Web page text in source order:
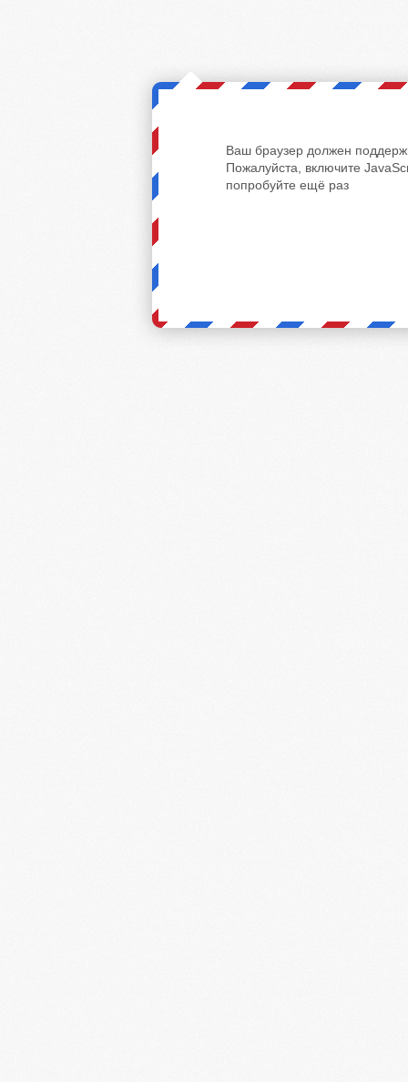
Ваш браузер должен
Пожалуйста, включите
попробуйте ещё раз